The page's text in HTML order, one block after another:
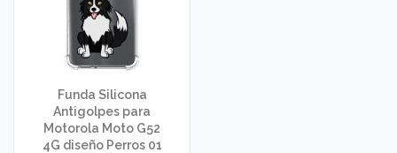
Funda Silicona
Antigolpes para
Motorola Moto G52
4G diseño Perros 01